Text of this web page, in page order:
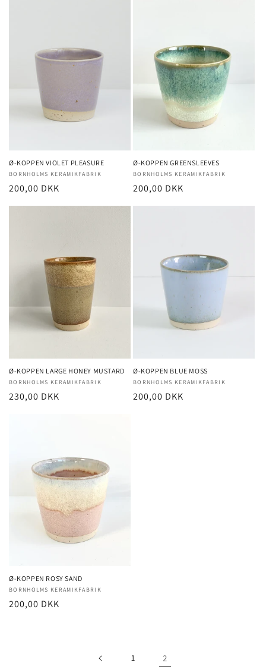
Ø-KOPPEN VIOLET PLEASURE
Forhandler:
BORNHOLMS KERAMIKFABRIK
Normalpris
200,00 DKK
Ø-KOPPEN GREENSLEEVES
Forhandler:
BORNHOLMS KERAMIKFABRIK
Normalpris
200,00 DKK
Ø-KOPPEN LARGE HONEY MUSTARD
Forhandler:
BORNHOLMS KERAMIKFABRIK
Normalpris
230,00 DKK
Ø-KOPPEN BLUE MOSS
Forhandler:
BORNHOLMS KERAMIKFABRIK
Normalpris
200,00 DKK
Ø-KOPPEN ROSY SAND
Forhandler:
BORNHOLMS KERAMIKFABRIK
Normalpris
200,00 DKK
1 2